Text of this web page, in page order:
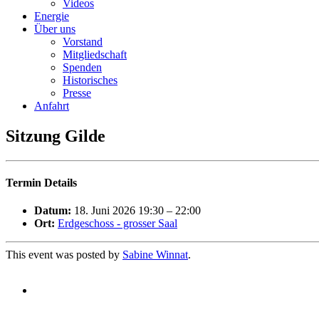
Videos
Energie
Über uns
Vorstand
Mitgliedschaft
Spenden
Historisches
Presse
Anfahrt
Sitzung Gilde
Termin Details
Datum: 18. Juni 2026 19:30 – 22:00
Ort: Erdgeschoss - grosser Saal
This event was posted by Sabine Winnat.